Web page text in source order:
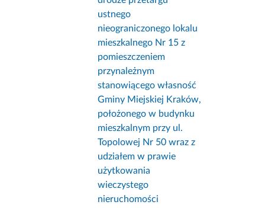
ustnego
nieograniczonego lokalu
mieszkalnego Nr 15 z
pomieszczeniem
przynależnym
stanowiącego własność
Gminy Miejskiej Kraków,
położonego w budynku
mieszkalnym przy ul.
Topolowej Nr 50 wraz z
udziałem w prawie
użytkowania
wieczystego
nieruchomości